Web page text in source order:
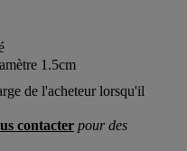
1.5cm
de l'acheteur lorsqu'il
contacter pour des